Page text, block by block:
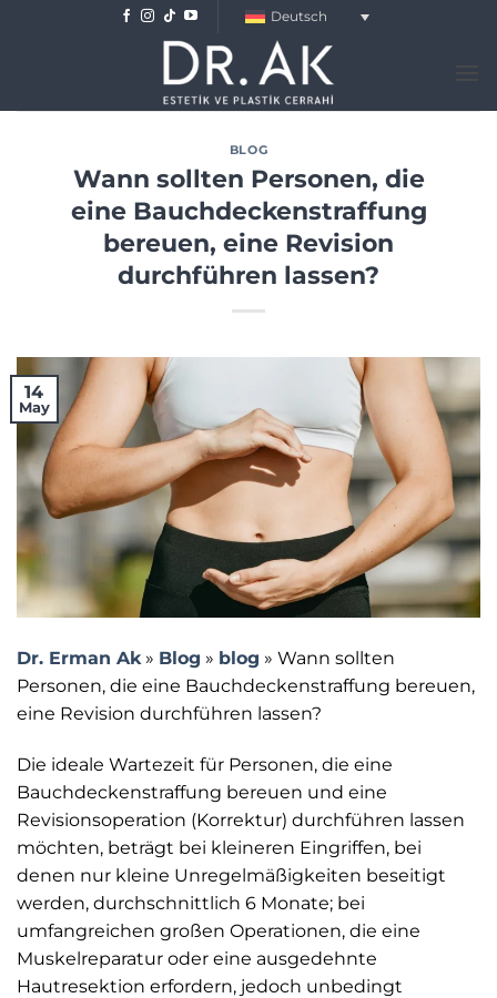
Deutsch
BLOG
Wann sollten Personen, die
eine Bauchdeckenstraffung
bereuen, eine Revision
durchführen lassen?
14
May
Dr. Erman Ak » Blog » blog » Wann sollten
Personen, die eine Bauchdeckenstraffung bereuen,
eine Revision durchführen lassen?
Die ideale Wartezeit für Personen, die eine
Bauchdeckenstraffung bereuen und eine
Revisionsoperation (Korrektur) durchführen lassen
möchten, beträgt bei kleineren Eingriffen, bei
denen nur kleine Unregelmäßigkeiten beseitigt
werden, durchschnittlich 6 Monate; bei
umfangreichen großen Operationen, die eine
Muskelreparatur oder eine ausgedehnte
Hautresektion erfordern, jedoch unbedingt